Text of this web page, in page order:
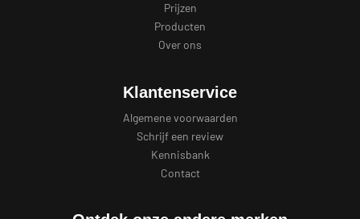
Prijzen
Producten
Over ons
Klantenservice
Algemene voorwaarden
Schrijf een review
Kennisbank
Contact